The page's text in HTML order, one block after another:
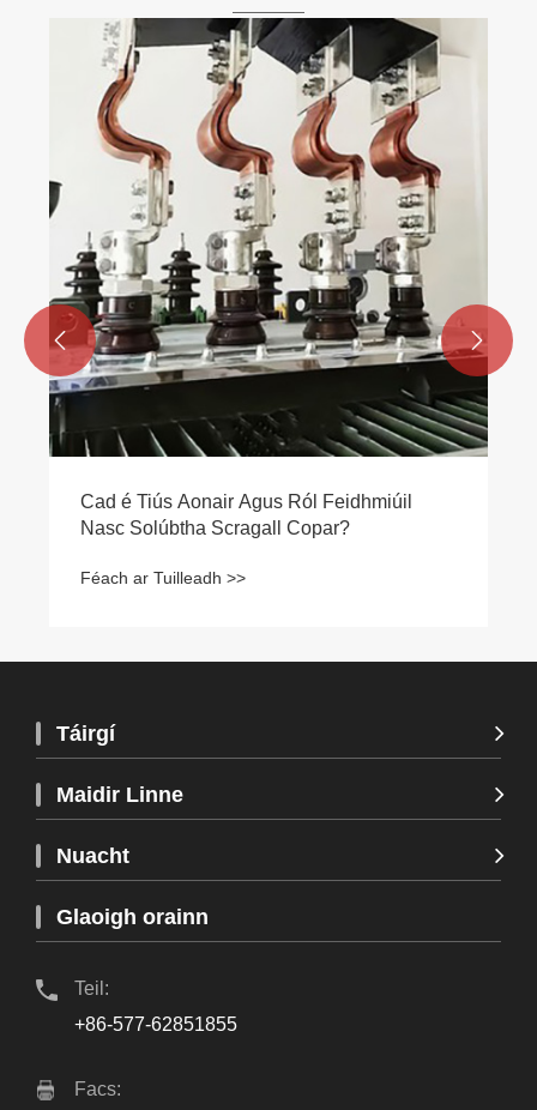
Cad é Tiús Aonair Agus Ról Feidhmiúil
Nasc Solúbtha Scragall Copar?
Féach ar Tuilleadh >>
 
Táirgí
Maidir Linne
Nuacht
Glaoigh orainn
Teil:
+86-577-62851855
Facs: